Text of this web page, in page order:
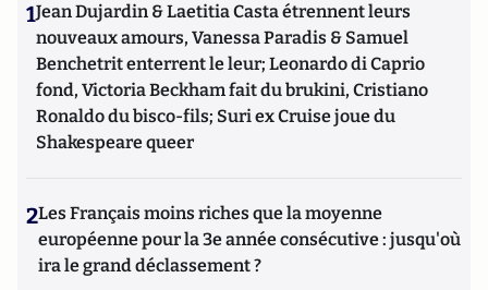
1Jean Dujardin & Laetitia Casta étrennent leurs
nouveaux amours, Vanessa Paradis & Samuel
Benchetrit enterrent le leur; Leonardo di Caprio
fond, Victoria Beckham fait du brukini, Cristiano
Ronaldo du bisco-fils; Suri ex Cruise joue du
Shakespeare queer
2Les Français moins riches que la moyenne
européenne pour la 3e année consécutive : jusqu'où
ira le grand déclassement ?